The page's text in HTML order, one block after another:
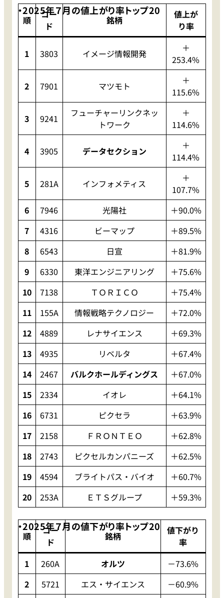
・2025年７月の値上がり率トップ20
順
コー
ド
銘柄
値上が
り率
1 3803 イメージ情報開発
＋
253.4%
2 7901 マツモト
＋
115.6%
3 9241
フューチャーリンクネッ
トワーク
＋
114.6%
4 3905 データセクション
＋
114.4%
5 281A インフォメティス
＋
107.7%
6
7946 光陽社
＋90.0%
7
4316 ビーマップ
＋89.5%
8
6543 日宣
＋81.9%
9
6330 東洋エンジニアリング
＋75.6%
10
7138 ＴＯＲＩＣＯ
＋75.4%
11
155A 情報戦略テクノロジー
＋72.0%
12
4889 レナサイエンス
＋69.3%
13
4935 リベルタ
＋67.4%
14
2467 バルクホールディングス
＋67.0%
15
2334 イオレ
＋64.1%
16
6731 ピクセラ
＋63.9%
17
2158 ＦＲＯＮＴＥＯ
＋62.8%
18
2743 ピクセルカンパニーズ
＋62.5%
19
4594 ブライトパス・バイオ
＋60.7%
20
253A ＥＴＳグループ ＋59.3%
・2025年７月の値下がり率トップ20
順
コー
ド
銘柄
値下がり
率
1
260A オルツ
－73.6%
2
5721 エス・サイエンス
－60.9%